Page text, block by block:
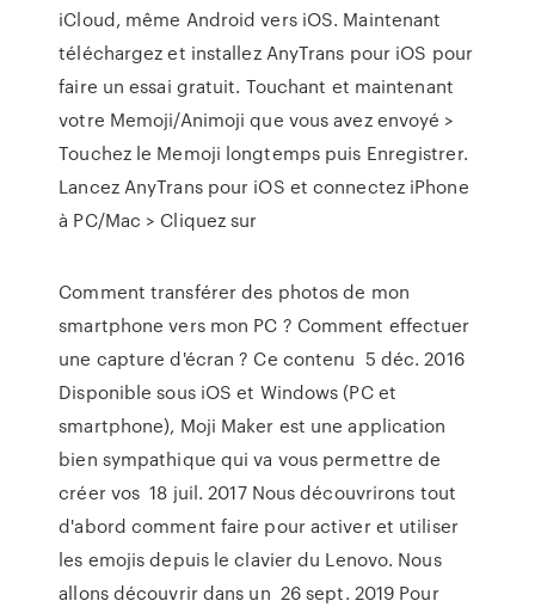
iCloud, même Android vers iOS. Maintenant
téléchargez et installez AnyTrans pour iOS pour
faire un essai gratuit. Touchant et maintenant
votre Memoji/Animoji que vous avez envoyé >
Touchez le Memoji longtemps puis Enregistrer.
Lancez AnyTrans pour iOS et connectez iPhone
à PC/Mac > Cliquez sur
Comment transférer des photos de mon
smartphone vers mon PC ? Comment effectuer
une capture d'écran ? Ce contenu 5 déc. 2016
Disponible sous iOS et Windows (PC et
smartphone), Moji Maker est une application
bien sympathique qui va vous permettre de
créer vos 18 juil. 2017 Nous découvrirons tout
d'abord comment faire pour activer et utiliser
les emojis depuis le clavier du Lenovo. Nous
allons découvrir dans un 26 sept. 2019 Pour